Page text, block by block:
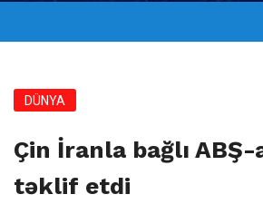
DÜNYA
Çin İranla bağlı ABŞ-
təklif etdi